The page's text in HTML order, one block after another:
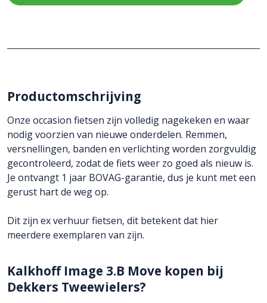
Productomschrijving
Onze occasion fietsen zijn volledig nagekeken en waar
nodig voorzien van nieuwe onderdelen. Remmen,
versnellingen, banden en verlichting worden zorgvuldig
gecontroleerd, zodat de fiets weer zo goed als nieuw is.
Je ontvangt 1 jaar BOVAG-garantie, dus je kunt met een
gerust hart de weg op.
Dit zijn ex verhuur fietsen, dit betekent dat hier
meerdere exemplaren van zijn.
Kalkhoff Image 3.B Move kopen bij
Dekkers Tweewielers?